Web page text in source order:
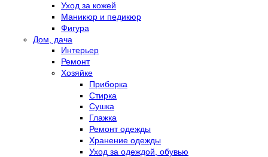
Уход за кожей
Маникюр и педикюр
Фигура
Дом, дача
Интерьер
Ремонт
Хозяйке
Приборка
Стирка
Сушка
Глажка
Ремонт одежды
Хранение одежды
Уход за одеждой, обувью